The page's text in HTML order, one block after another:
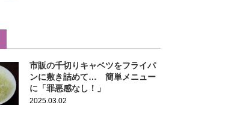
市販の千切りキャベツをフライパ
ンに敷き詰めて… 簡単メニュー
に「罪悪感なし！」
2025.03.02